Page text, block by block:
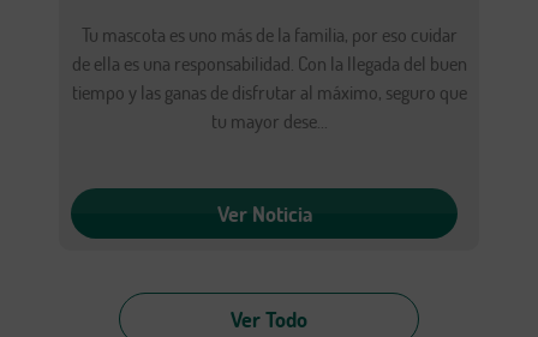
Tu mascota es uno más de la familia, por eso cuidar
de ella es una responsabilidad. Con la llegada del buen
tiempo y las ganas de disfrutar al máximo, seguro que
tu mayor dese...
Ver Noticia
Ver Todo